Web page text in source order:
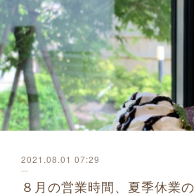
2021.08.01 07:29
８月の営業時間、夏季休業